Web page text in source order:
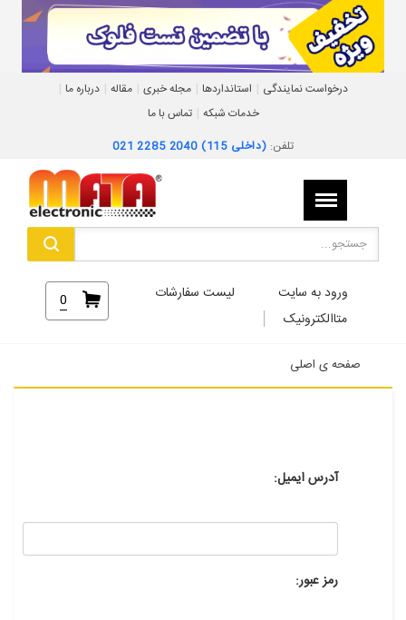
درخواست نمایندگی | استانداردها | مجله خبری | مقاله | درباره ما |
خدمات شبکه | تماس با ما
تلفن: 021 2285 2040 (داخلی 115)
ورود به سایت
متاالکترونیک
لیست سفارشات 0
صفحه ی اصلی
آدرس ایمیل:
رمز عبور: